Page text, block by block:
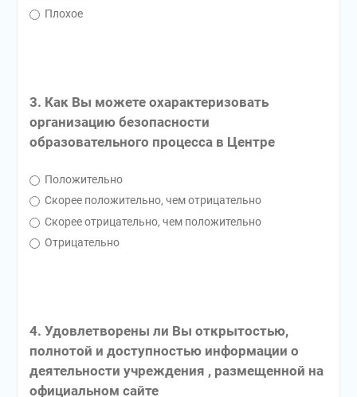
Плохое
3. Как Вы можете охарактеризовать
организацию безопасности
образовательного процесса в Центре
Положительно
Скорее положительно, чем отрицательно
Скорее отрицательно, чем положительно
Отрицательно
4. Удовлетворены ли Вы открытостью,
полнотой и доступностью информации о
деятельности учреждения , размещенной на
официальном сайте